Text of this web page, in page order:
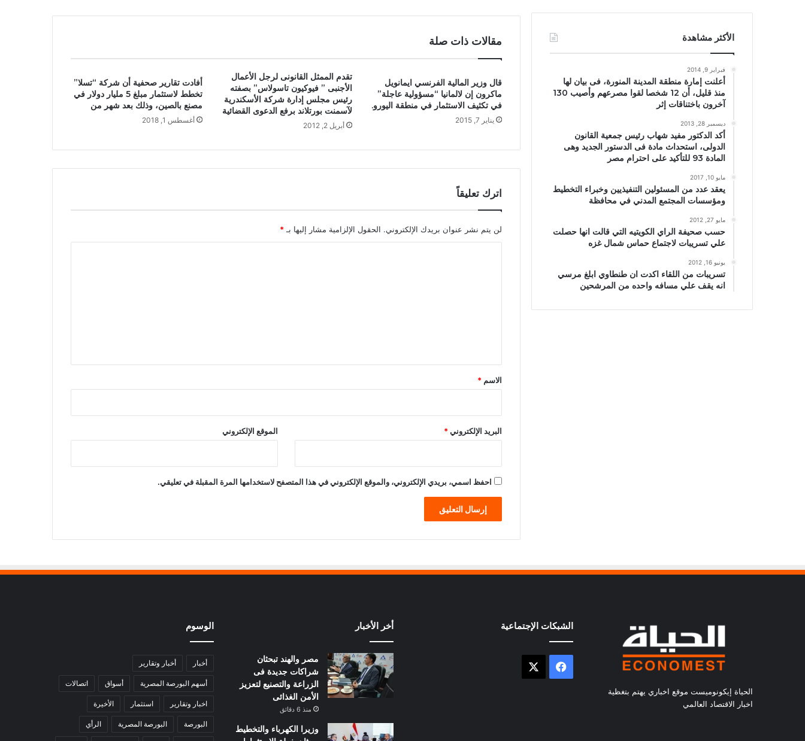
مقالات ذات صلة
قال وزير المالية الفرنسي ايمانويل
ماكرون إن لالمانيا “مسؤولية عاجلة”
في تكثيف الاستثمار في منطقة اليورو.
يناير 7, 2015
تقدم الممثل القانونى لرجل الأعمال
الأجنبى ” فيوكيون تاسولاس” بصفته
رئيس مجلس إدارة شركة الأسكندرية
لآسمنت بورتلاند برفع الدعوى القضائية
أبريل 2, 2012
أفادت تقارير صحفية أن شركة “تسلا”
تخطط لاستثمار مبلغ 5 مليار دولار في
مصنع بالصين، وذلك بعد شهر من
أغسطس 1, 2018
اترك تعليقاً
لن يتم نشر عنوان بريدك الإلكتروني. الحقول الإلزامية مشار إليها بـ *
*
الاسم *
البريد الإلكتروني* الموقع الإلكتروني
احفظ اسمي، بريدي الإلكتروني، والموقع الإلكتروني في هذا المتصفح لاستخدامها المرة المقبلة في تعليقي.
الأكثر مشاهدة
فبراير 9, 2014
أعلنت إمارة منطقة المدينة المنورة، فى بيان لها
منذ قليل، أن 12 شخصا لقوا مصرعهم وأصيب 130
آخرون باختناقات إثر
ديسمبر 28, 2013
أكد الدكتور مفيد شهاب رئيس جمعية القانون
الدولى، استحداث مادة فى الدستور الجديد وهى
المادة 93 للتأكيد على احترام مصر
مايو 10, 2017
يعقد عدد من المسئولين التنفيذيين وخبراء التخطيط
ومؤسسات المجتمع المدني في محافظة
مايو 27, 2012
حسب صحيفة الراي الكويتيه التي قالت انها حصلت
علي تسريبات لاجتماع حماس شمال غزه
يونيو 16, 2012
تسريبات من اللقاء اكدت ان طنطاوي ابلغ مرسي
انه يقف علي مسافه واحده من المرشحين
الحياة إيكونوميست موقع اخباري يهتم بتغظية
اخبار الاقتصاد العالمي
الشبكات الإجتماعية
فيسبوك
أخر الأخبار
مصر والهند تبحثان
شراكات جديدة فى
الزراعة والتصنيع لتعزيز
الأمن الغذائى
منذ 6 دقائق
وزيرا الكهرباء والتخطيط
الوسوم
أخبار أخبار وتقارير
أسهم البورصة المصرية أسواق اتصالات
اخبار وتقارير استثمار الأخيرة
البورصة البورصة المصرية الرأي